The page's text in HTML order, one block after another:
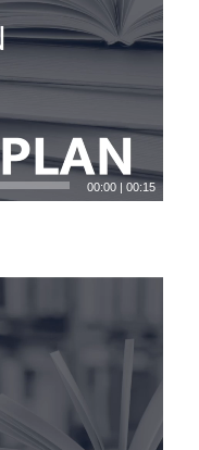
00:00 |00:15